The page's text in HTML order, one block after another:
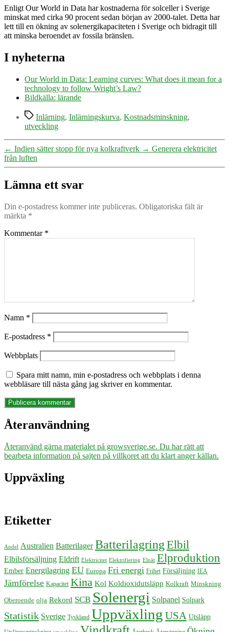
Enligt Our World in Data har kostnaderna för solceller i Sverige
minskat med cirka 90 procent sedan början av 2000-talet. Detta har
lett till en ökning av solenergikapaciteten i Sverige och bidragit till
att minska beroendet av fossila bränslen.
I nyheterna
Our World in Data: Learning curves: What does it mean for a
technology to follow Wright’s Law?
Bildkälla: lärande
Etiketter
Inlärning, Inlärningskurva, Kostnadsminskning,
utveckling
← Indien sätter stopp för nya kolkraftverk → Generera elektricitet
från luften
Lämna ett svar
Din e-postadress kommer inte publiceras. Obligatoriska fält är
märkta *
Kommentar *
Namn *
E-postadress *
Webbplats
Spara mitt namn, min e-postadress och webbplats i denna
webbläsare till nästa gång jag skriver en kommentar.
Återanvändning
Återanvänd gärna materialet på growsverige.se. Du har rätt att
bearbeta information på sajten på villkoret att du klart anger källan.
Uppväxling
Etiketter
Andel Australien Batterilager BatterilagringElbil
Elbilsförsäljning Eldrift Elektricitet Elektrifiering Elnät Elproduktion
Ember Energilagring EU Europa Fri energi Frihet Försäljning IEA
Jämförelse Kapacitet Kina Kol Koldioxidutsläpp Kolkraft Minskning
Oberoende olja Rekord SCB Solenergi Solpanel Solpark
Statistik Sverige Tyskland Uppväxling USA Utsläpp